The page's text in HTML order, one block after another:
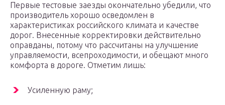
Первые тестовые заезды окончательно убедили, что
производитель хорошо осведомлен в
характеристиках российского климата и качестве
дорог. Внесенные корректировки действительно
оправданы, потому что рассчитаны на улучшение
управляемости, всепроходимости, и обещают много
комфорта в дороге. Отметим лишь:
Усиленную раму;